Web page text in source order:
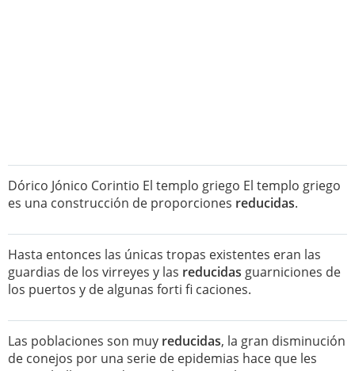
Dórico Jónico Corintio El templo griego El templo griego
es una construcción de proporciones reducidas.
Hasta entonces las únicas tropas existentes eran las
guardias de los virreyes y las reducidas guarniciones de
los puertos y de algunas forti fi caciones.
Las poblaciones son muy reducidas, la gran disminución
de conejos por una serie de epidemias hace que les